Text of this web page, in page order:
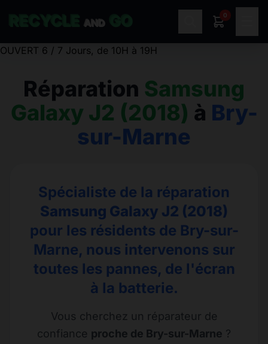
AND
0
OUVERT 6 / 7 Jours, de 10H à 19H
Réparation Samsung
Galaxy J2 (2018) à Bry-
sur-Marne
Spécialiste de la réparation
Samsung Galaxy J2 (2018)
pour les résidents de Bry-sur-
Marne, nous intervenons sur
toutes les pannes, de l'écran
à la batterie.
Vous cherchez un réparateur de
confiance proche de Bry-sur-Marne ?